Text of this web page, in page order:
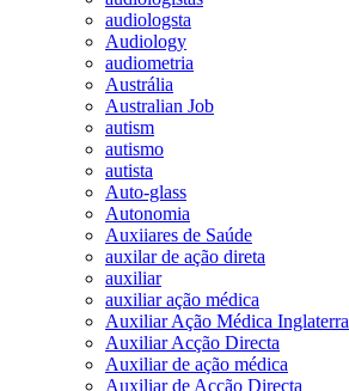
audiologsta
Audiology
audiometria
Austrália
Australian Job
autism
autismo
autista
Auto-glass
Autonomia
Auxiiares de Saúde
auxilar de ação direta
auxiliar
auxiliar ação médica
Auxiliar Ação Médica Inglaterra
Auxiliar Acção Directa
Auxiliar de ação médica
Auxiliar de Acção Directa